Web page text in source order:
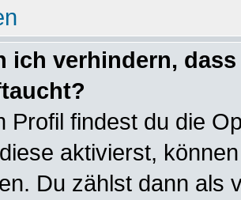
ich verhindern,
Profil findest du die
aktivierst,
Du zählst dann als